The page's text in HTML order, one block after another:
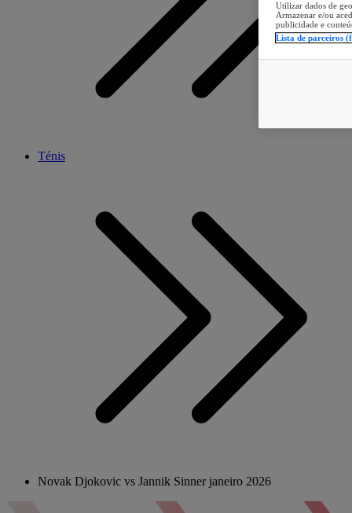
Ténis
Novak Djokovic vs Jannik Sinner janeiro 2026
Utilizar dados de
Armazenar e/ou
publicidade e
Lista de parceiros